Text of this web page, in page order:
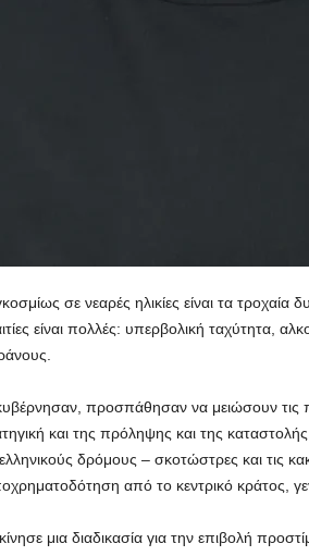
σε νεαρές ηλικίες είναι τα
είναι πολλές: υπερβολική ταχύτητα,
προσπάθησαν να μειώσουν τις
και της πρόληψης και της
δρόμους – σκοτώστρες και τις
από το κεντρικό κράτος,
μια διαδικασία για την επιβολή